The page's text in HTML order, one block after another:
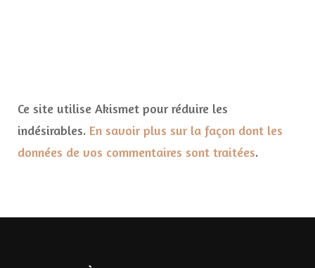
Ce site utilise Akismet pour réduire les
indésirables. En savoir plus sur la façon dont les
données de vos commentaires sont traitées.